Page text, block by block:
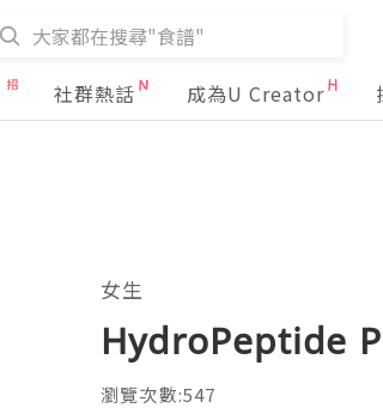
社群熱話 成為U Creator
女生
HydroPeptide
瀏覽次數:547